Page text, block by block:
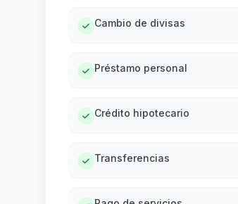
Cambio de divisas
Préstamo personal
Crédito hipotecario
Transferencias